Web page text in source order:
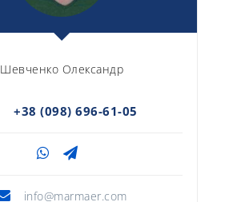
Шевченко Олександр
+38 (098) 696-61-05
info@marmaer.com